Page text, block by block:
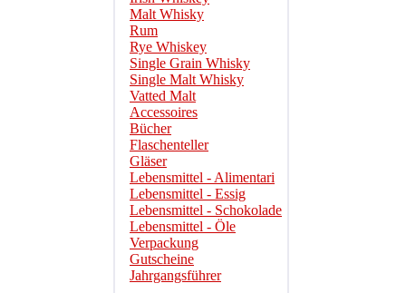
Malt Whisky
Rum
Rye Whiskey
Single Grain Whisky
Single Malt Whisky
Vatted Malt
Accessoires
Bücher
Flaschenteller
Gläser
Lebensmittel - Alimentari
Lebensmittel - Essig
Lebensmittel - Schokolade
Lebensmittel - Öle
Verpackung
Gutscheine
Jahrgangsführer